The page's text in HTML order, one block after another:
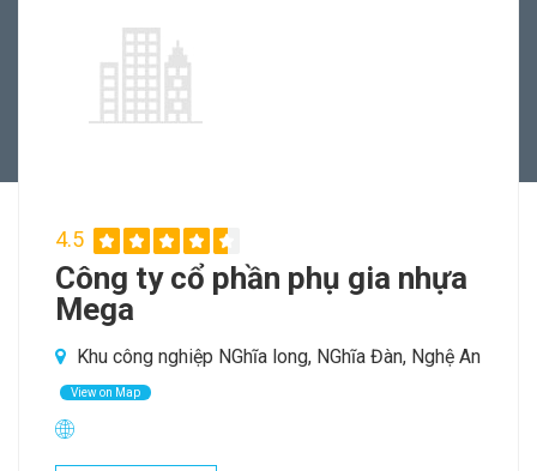
4.5
Công ty cổ phần phụ gia nhựa
Mega
Khu công nghiệp NGhĩa long, NGhĩa Đàn, Nghệ An
View on Map